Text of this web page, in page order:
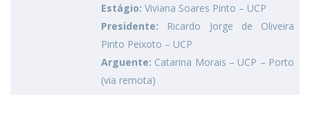
Estágio: Viviana Soares Pinto – UCP
Presidente: Ricardo Jorge de Oliveira
Pinto Peixoto – UCP
Arguente: Catarina Morais – UCP – Porto
(via remota)